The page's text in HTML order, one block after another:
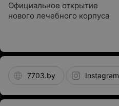
Официальное открытие
нового лечебного корпуса
7703.by Instagram